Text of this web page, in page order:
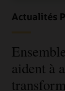
Actualités
aident à